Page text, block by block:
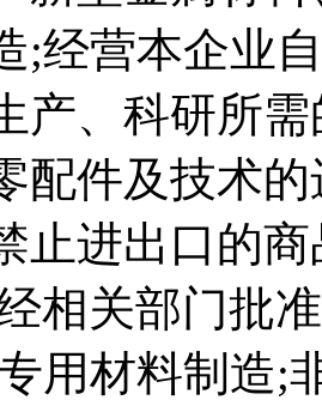
;经营本企业
产、科研所
配件及技术
止进出口的
相关部门批
用材料制造;